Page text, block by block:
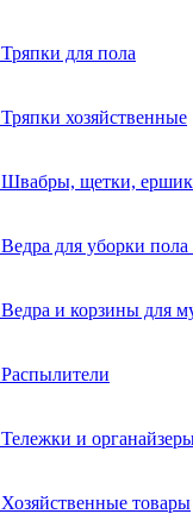
Тряпки для пола
Тряпки хозяйственные
Швабры, щетки,
Ведра для уборки пола
Ведра и корзины для
Распылители
Тележки и
Хозяйственные товары